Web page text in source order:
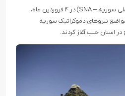
مسلحین جیش الوطنی (ارتش ملی سوریه – SNA) در ۴ فروردین ماه،
نیروهای دموکراتیک سوریه